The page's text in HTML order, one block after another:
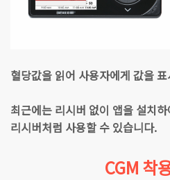
혈당값을 읽어 사용자에게 값을
최근에는 리시버 없이 앱을 설치
리시버처럼 사용할 수 있습니다.
CGM 착